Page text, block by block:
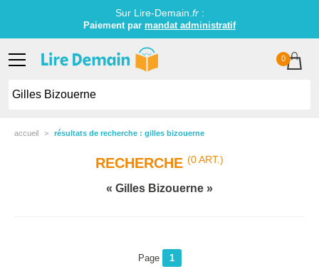
Sur Lire-Demain. fr:
Paiement par mandat administratif
0
accueil résultats de recherche : gilles bizouerne
RECHERCHE (0 ART.)
Gilles Bizouerne
Page 1